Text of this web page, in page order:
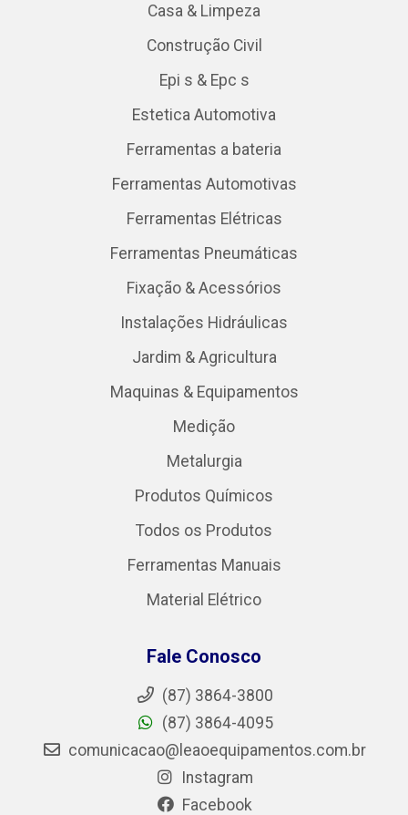
Casa & Limpeza
Construção Civil
Epi s & Epc s
Estetica Automotiva
Ferramentas a bateria
Ferramentas Automotivas
Ferramentas Elétricas
Ferramentas Pneumáticas
Fixação & Acessórios
Instalações Hidráulicas
Jardim & Agricultura
Maquinas & Equipamentos
Medição
Metalurgia
Produtos Químicos
Todos os Produtos
Ferramentas Manuais
Material Elétrico
Fale Conosco
(87) 3864-3800
(87) 3864-4095
comunicacao@leaoequipamentos.com.br
Instagram
Facebook